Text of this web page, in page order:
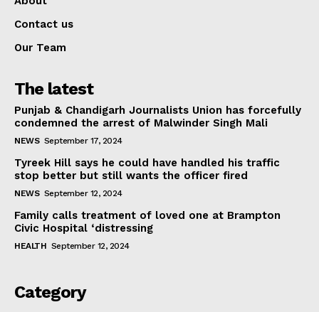
Contact us
Our Team
The latest
Punjab & Chandigarh Journalists Union has forcefully
condemned the arrest of Malwinder Singh Mali
NEWS September 17, 2024
Tyreek Hill says he could have handled his traffic
stop better but still wants the officer fired
NEWS September 12, 2024
Family calls treatment of loved one at Brampton
Civic Hospital ‘distressing
HEALTH September 12, 2024
Category